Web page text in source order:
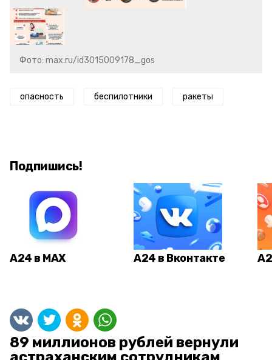
Фото: max.ru/id3015009178_gos
опасность беспилотники ракеты
Подпишись!
А24 в MAX А24 в Вконтакте
89 миллионов рублей вернули